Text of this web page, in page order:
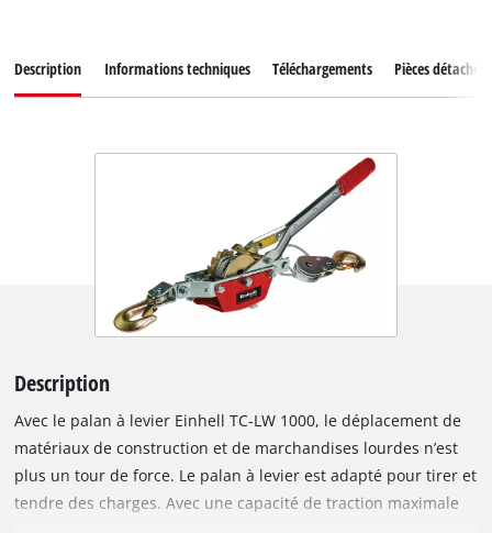
Description Informations techniques Téléchargements Pièces détachées
Description
Avec le palan à levier Einhell TC-LW 1000, le déplacement de
matériaux de construction et de marchandises lourdes n’est
plus un tour de force. Le palan à levier est adapté pour tirer et
tendre des charges. Avec une capacité de traction maximale